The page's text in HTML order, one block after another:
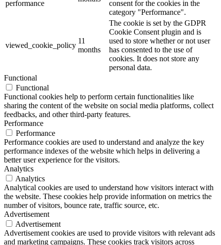
performance
consent for the cookies in the
category "Performance".
viewed_cookie_policy
11
months
The cookie is set by the GDPR
Cookie Consent plugin and is
used to store whether or not user
has consented to the use of
cookies. It does not store any
personal data.
Functional
Functional
Functional cookies help to perform certain functionalities like
sharing the content of the website on social media platforms, collect
feedbacks, and other third-party features.
Performance
Performance
Performance cookies are used to understand and analyze the key
performance indexes of the website which helps in delivering a
better user experience for the visitors.
Analytics
Analytics
Analytical cookies are used to understand how visitors interact with
the website. These cookies help provide information on metrics the
number of visitors, bounce rate, traffic source, etc.
Advertisement
Advertisement
Advertisement cookies are used to provide visitors with relevant ads
and marketing campaigns. These cookies track visitors across